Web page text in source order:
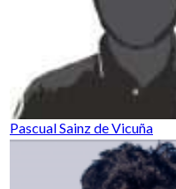
Pascual Sainz de Vicuña